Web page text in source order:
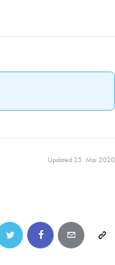
Updated 25. Mai 2020